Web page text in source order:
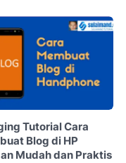
Tutorial Cara
Blog di HP
Mudah dan Praktis